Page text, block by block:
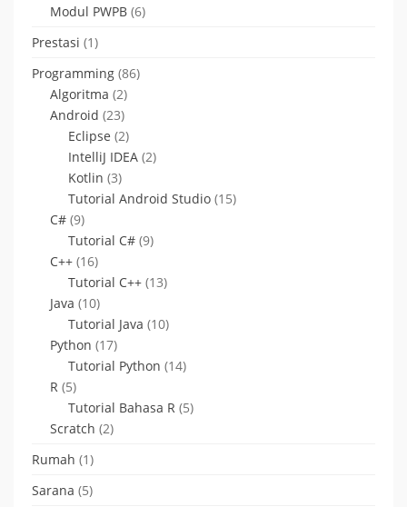
Modul PWPB (6)
Prestasi (1)
Programming (86)
Algoritma (2)
Android (23)
Eclipse (2)
IntelliJ IDEA (2)
Kotlin (3)
Tutorial Android Studio (15)
C# (9)
Tutorial C# (9)
C++ (16)
Tutorial C++ (13)
Java (10)
Tutorial Java (10)
Python (17)
Tutorial Python (14)
R (5)
Tutorial Bahasa R (5)
Scratch (2)
Rumah (1)
Sarana (5)